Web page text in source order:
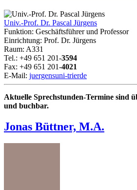
Univ.-Prof. Dr. Pascal Jürgens
Funktion: Geschäftsführer und Professor
Einrichtung: Prof. Dr. Jürgens
Raum: A331
Tel.: +49 651 201-3594
Fax: +49 651 201-4021
E-Mail: juergensuni-trierde
Aktuelle Sprechstunden-Termine sind
und buchbar.
Jonas Büttner, M.A.